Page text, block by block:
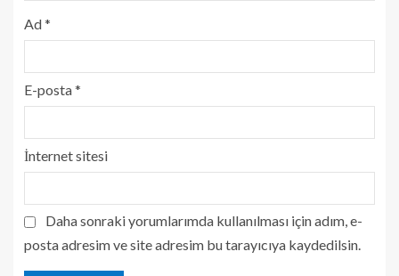
Ad*
E-posta*
İnternet sitesi
Daha sonraki yorumlarımda kullanılması için adım, e-
posta adresim ve site adresim bu tarayıcıya kaydedilsin.